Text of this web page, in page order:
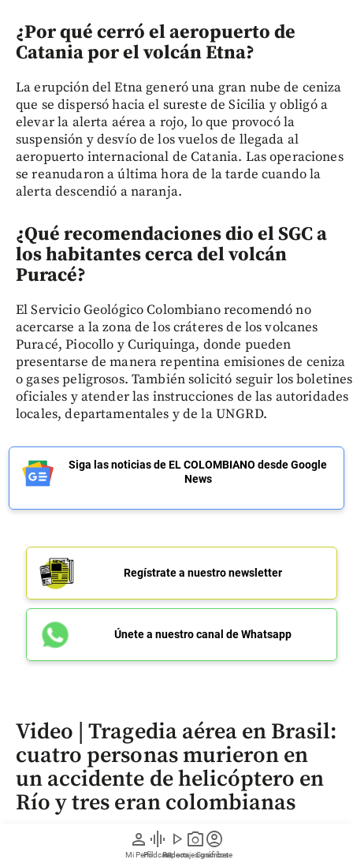
person
Mi Perfil
graphic_eq
Pódcast
play_arrow
Videos
photo_camera
Reportajes gráficos
account_circle
Suscríbete
¿Por qué cerró el aeropuerto de
Catania por el volcán Etna?
La erupción del Etna generó una gran nube de ceniza
que se dispersó hacia el sureste de Sicilia y obligó a
elevar la alerta aérea a rojo, lo que provocó la
suspensión y desvío de los vuelos de llegada al
aeropuerto internacional de Catania. Las operaciones
se reanudaron a última hora de la tarde cuando la
alerta descendió a naranja.
¿Qué recomendaciones dio el SGC a
los habitantes cerca del volcán
Puracé?
El Servicio Geológico Colombiano recomendó no
acercarse a la zona de los cráteres de los volcanes
Puracé, Piocollo y Curiquinga, donde pueden
presentarse de manera repentina emisiones de ceniza
o gases peligrosos. También solicitó seguir los boletines
oficiales y atender las instrucciones de las autoridades
locales, departamentales y de la UNGRD.
Siga las noticias de EL COLOMBIANO desde Google
News
Regístrate a nuestro newsletter
Únete a nuestro canal de Whatsapp
Video | Tragedia aérea en Brasil:
cuatro personas murieron en
un accidente de helicóptero en
Río y tres eran colombianas
Cuatro personas muertas, entre ellas tres